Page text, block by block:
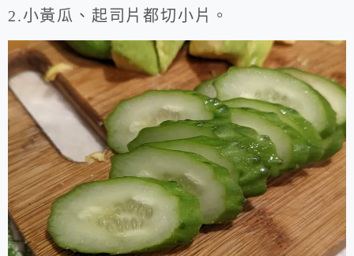
2.小黃瓜、起司片都切小片。